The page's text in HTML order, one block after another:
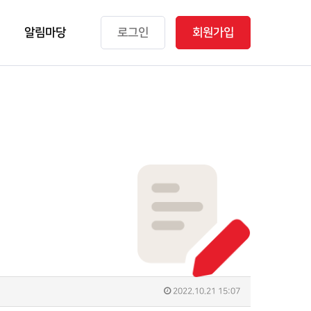
알림마당 로그인 회원가입
2022.10.21 15:07